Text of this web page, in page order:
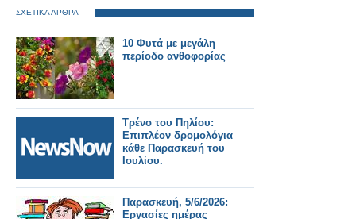
ΣΧΕΤΙΚΑ ΑΡΘΡΑ
10 Φυτά με μεγάλη
περίοδο ανθοφορίας
Τρένο του Πηλίου:
Επιπλέον δρομολόγια
κάθε Παρασκευή του
Ιουλίου.
Παρασκευή, 5/6/2026:
Εργασίες ημέρας